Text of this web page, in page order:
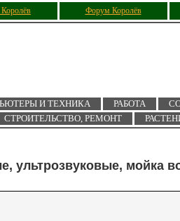
Форум Королёв
И ТЕХНИКА РАБОТА
СТРОИТЕЛЬСТВО, РЕМОНТ
ультрозвуковые, мойка